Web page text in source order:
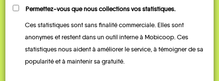
Permettez-vous que nous collections vos statistiques.
Ces statistiques sont sans finalité commerciale. Elles sont
anonymes et restent dans un outil interne à Mobicoop. Ces
statistiques nous aident à améliorer le service, à témoigner de sa
popularité et à maintenir sa gratuité.